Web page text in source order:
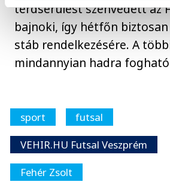
térdsérülést szenvedett az
bajnoki, így hétfőn
stáb rendelkezésére. A
mindannyian hadra
sport
futsal
VEHIR.HU Futsal Veszprém
Fehér Zsolt